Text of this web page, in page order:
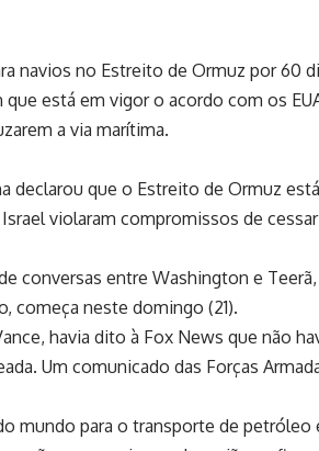
navios no Estreito de Ormuz por 60
está em vigor o acordo com os
a via marítima.
declarou que o Estreito de Ormuz está
violaram compromissos de
conversas entre Washington e Teerã,
começa neste domingo (21).
havia dito à Fox News que não
Um comunicado das Forças
mundo para o transporte de petróleo